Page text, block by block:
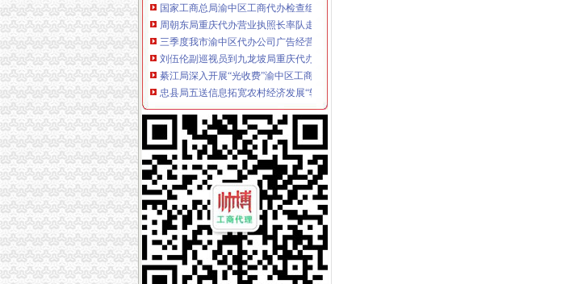
周朝东局重庆代办营业执照长率队走访重庆联合产权交易所
三季度我市渝中区代办公司广告经营额下滑10%
刘伍伦副巡视员到九龙坡局重庆代办公司调研
綦江局深入开展“光收费”渝中区工商代办和“到所缴费”
忠县局五送信息拓宽农村经济发展“软通道”渝中区代办营业执照
璧山局八塘工商所以“三勤”重庆代办公司创新市场监管
市重庆代办公司局深入开展2006年诚信兴商宣月活动
谭世贤副巡视员到长寿局重庆代办公司督查学习整改活动
璧山局渝中区工商代办四举措对企业分期到位注册资本实施有效监管
重庆渝中区
重庆渝中区办资格证-Polyvore
渝中区到沙坪坝区怎么走_艺龙旅行网
重庆渝中区住宅租金实况、预测及10年走势数据—中国房价行
重庆代办营业执照
重庆营业执照遗失,补办流程及所需资料-时空商城交流版-时空网
公司是做品牌服装代理的,公司在成都办理的营业执照,在重庆设立
如何做时时代理赚钱_重庆时时营业执照_【官网平台】